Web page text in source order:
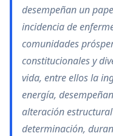
desempeñan un
incidencia de
comunidades
constitucionales y
vida, entre ellos la
energía,
alteración
determinación,